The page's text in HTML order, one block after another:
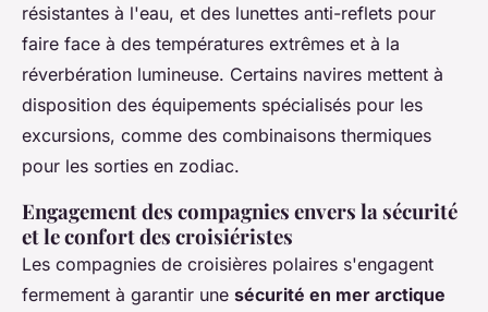
résistantes à l'eau, et des lunettes anti-reflets pour
faire face à des températures extrêmes et à la
réverbération lumineuse. Certains navires mettent à
disposition des équipements spécialisés pour les
excursions, comme des combinaisons thermiques
pour les sorties en zodiac.
Engagement des compagnies envers la sécurité
et le confort des croisiéristes
Les compagnies de croisières polaires s'engagent
fermement à garantir une sécurité en mer arctique